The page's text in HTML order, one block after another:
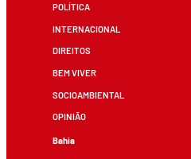
POLÍTICA
INTERNACIONAL
DIREITOS
BEM VIVER
SOCIOAMBIENTAL
OPINIÃO
Bahia